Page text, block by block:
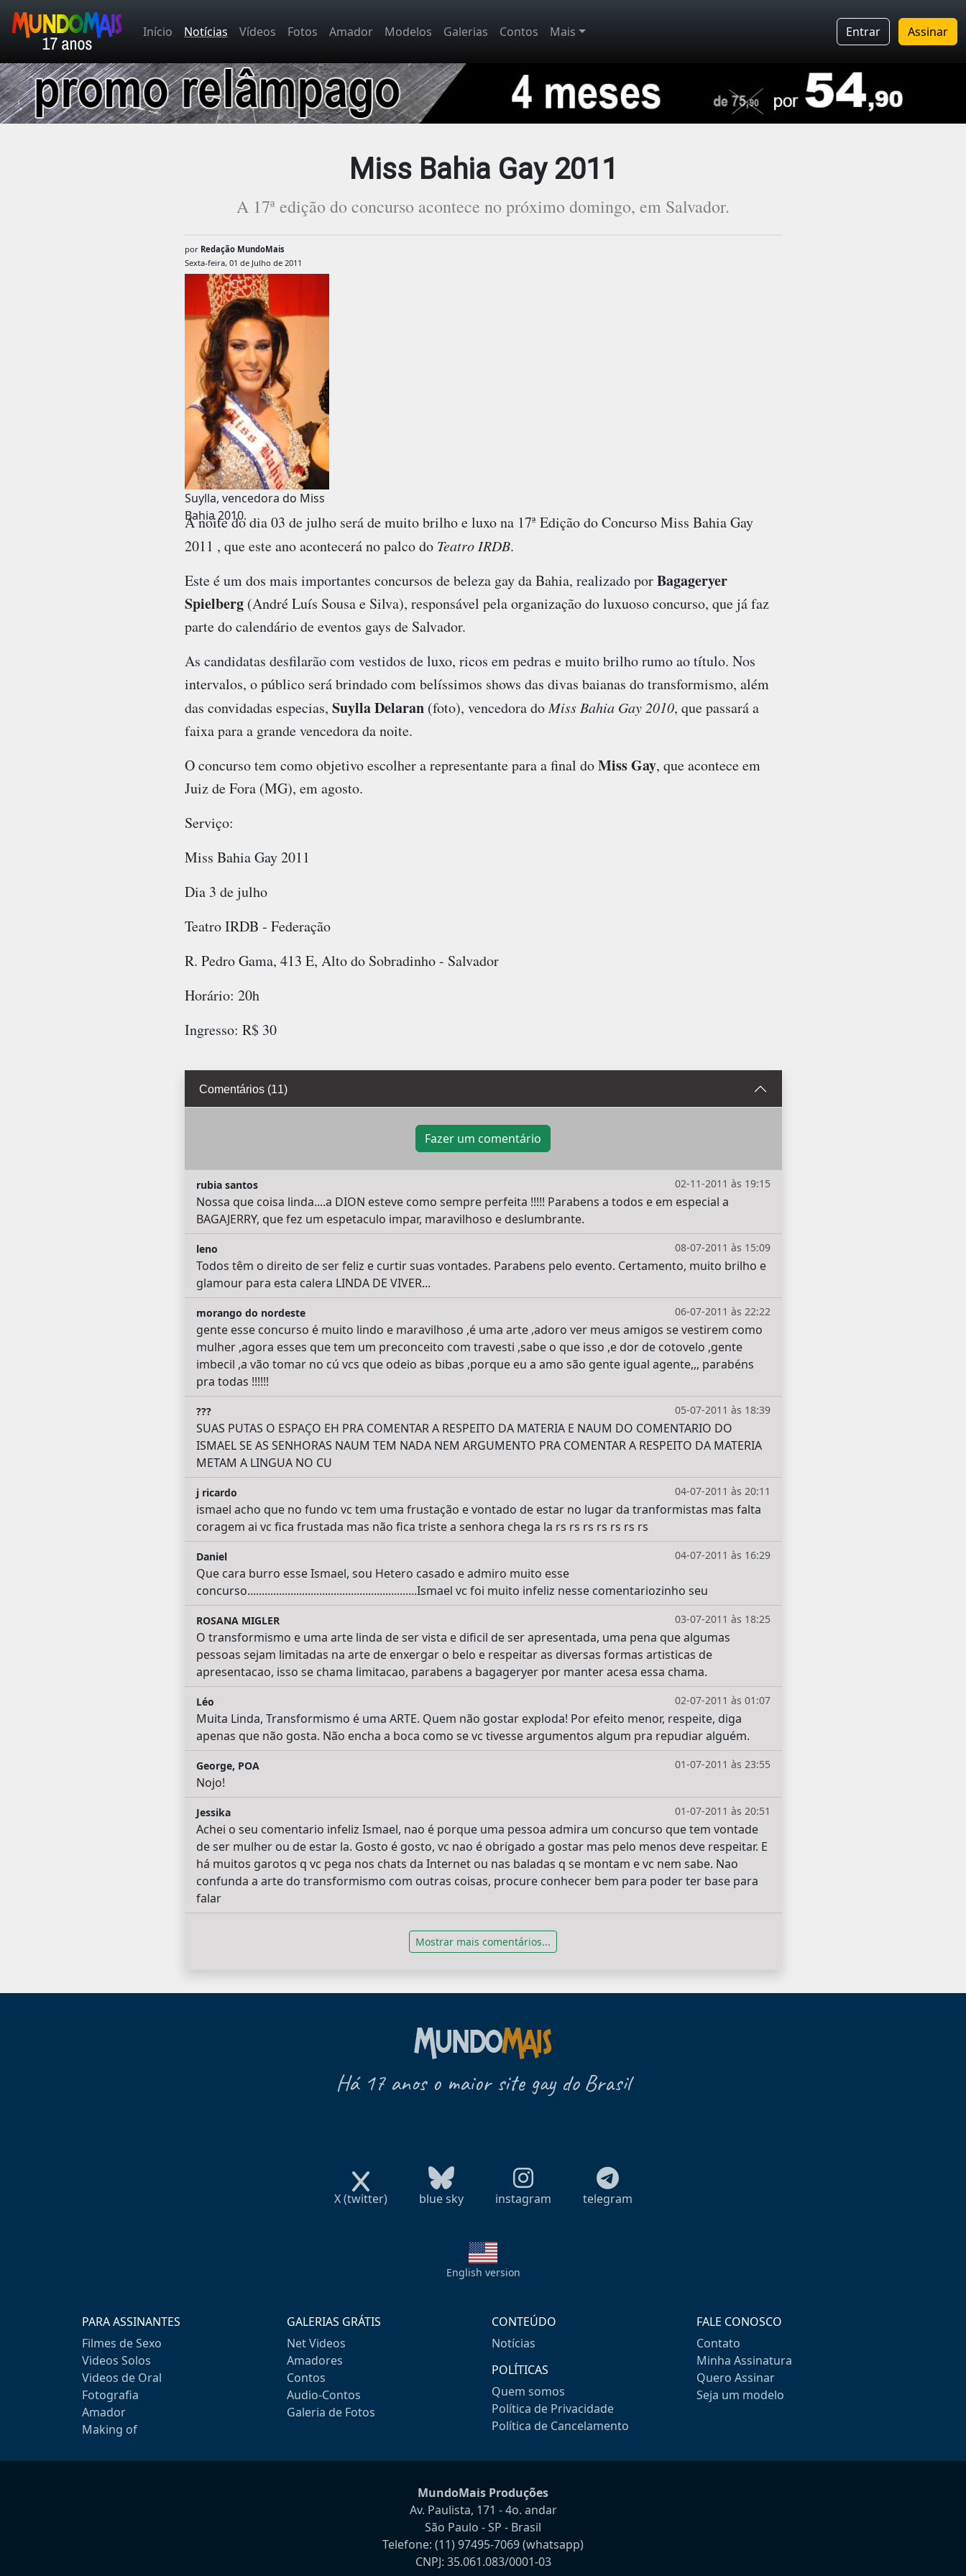
Início Notícias Vídeos Fotos Amador Modelos Galerias Contos Mais Entrar Assinar
Miss Bahia Gay 2011
A 17ª edição do concurso acontece no próximo domingo, em Salvador.
por Redação MundoMais
Sexta-feira, 01 de Julho de 2011
Suylla, vencedora do Miss
Bahia 2010.
A noite do dia 03 de julho será de muito brilho e luxo na 17ª Edição do Concurso Miss Bahia Gay
2011 , que este ano acontecerá no palco do Teatro IRDB.
Este é um dos mais importantes concursos de beleza gay da Bahia, realizado porBagageryer
Spielberg(André Luís Sousa e Silva), responsável pela organização do luxuoso concurso, que já faz
parte do calendário de eventos gays de Salvador.
As candidatas desfilarão com vestidos de luxo, ricos em pedras e muito brilho rumo ao título. Nos
intervalos, o público será brindado com belíssimos shows das divas baianas do transformismo, além
das convidadas especias, Suylla Delaran(foto), vencedora doMiss Bahia Gay 2010, que passará a
faixa para a grande vencedora da noite.
O concurso tem como objetivo escolher a representante para a final doMiss Gay, que acontece em
Juiz de Fora (MG), em agosto.
Serviço:
Miss Bahia Gay 2011
Dia 3 de julho
Teatro IRDB - Federação
R. Pedro Gama, 413 E, Alto do Sobradinho - Salvador
Horário: 20h
Ingresso: R$ 30
Comentários (11)
Fazer um comentário
02-11-2011 às 19:15
rubia santos
Nossa que coisa linda....a DION esteve como sempre perfeita !!!!! Parabens a todos e em especial a
BAGAJERRY, que fez um espetaculo impar, maravilhoso e deslumbrante.
08-07-2011 às 15:09
leno
Todos têm o direito de ser feliz e curtir suas vontades. Parabens pelo evento. Certamento, muito brilho e
glamour para esta calera LINDA DE VIVER...
06-07-2011 às 22:22
morango do nordeste
gente esse concurso é muito lindo e maravilhoso ,é uma arte ,adoro ver meus amigos se vestirem como
mulher ,agora esses que tem um preconceito com travesti ,sabe o que isso ,e dor de cotovelo ,gente
imbecil ,a vão tomar no cú vcs que odeio as bibas ,porque eu a amo são gente igual agente,,, parabéns
pra todas !!!!!!
05-07-2011 às 18:39
???
SUAS PUTAS O ESPAÇO EH PRA COMENTAR A RESPEITO DA MATERIA E NAUM DO COMENTARIO DO
ISMAEL SE AS SENHORAS NAUM TEM NADA NEM ARGUMENTO PRA COMENTAR A RESPEITO DA MATERIA
METAM A LINGUA NO CU
04-07-2011 às 20:11
j ricardo
ismael acho que no fundo vc tem uma frustação e vontado de estar no lugar da tranformistas mas falta
coragem ai vc fica frustada mas não fica triste a senhora chega la rs rs rs rs rs rs rs
04-07-2011 às 16:29
Daniel
Que cara burro esse Ismael, sou Hetero casado e admiro muito esse
concurso...........................................................Ismael vc foi muito infeliz nesse comentariozinho seu
03-07-2011 às 18:25
ROSANA MIGLER
O transformismo e uma arte linda de ser vista e dificil de ser apresentada, uma pena que algumas
pessoas sejam limitadas na arte de enxergar o belo e respeitar as diversas formas artisticas de
apresentacao, isso se chama limitacao, parabens a bagageryer por manter acesa essa chama.
02-07-2011 às 01:07
Léo
Muita Linda, Transformismo é uma ARTE. Quem não gostar exploda! Por efeito menor, respeite, diga
apenas que não gosta. Não encha a boca como se vc tivesse argumentos algum pra repudiar alguém.
01-07-2011 às 23:55
George, POA
Nojo!
01-07-2011 às 20:51
Jessika
Achei o seu comentario infeliz Ismael, nao é porque uma pessoa admira um concurso que tem vontade
de ser mulher ou de estar la. Gosto é gosto, vc nao é obrigado a gostar mas pelo menos deve respeitar. E
há muitos garotos q vc pega nos chats da Internet ou nas baladas q se montam e vc nem sabe. Nao
confunda a arte do transformismo com outras coisas, procure conhecer bem para poder ter base para
falar
Mostrar mais comentários...
Há 17 anos o maior site gay do Brasil
X (twitter) blue sky instagram telegram
English version
PARA ASSINANTES
Filmes de Sexo
Videos Solos
Videos de Oral
Fotografia
Amador
Making of
GALERIAS GRÁTIS
Net Videos
Amadores
Contos
Audio-Contos
Galeria de Fotos
CONTEÚDO
Notícias
POLÍTICAS
Quem somos
Política de Privacidade
Política de Cancelamento
FALE CONOSCO
Contato
Minha Assinatura
Quero Assinar
Seja um modelo
MundoMais Produções
Av. Paulista, 171 - 4o. andar
São Paulo - SP - Brasil
Telefone: (11) 97495-7069(whatsapp)
CNPJ: 35.061.083/0001-03